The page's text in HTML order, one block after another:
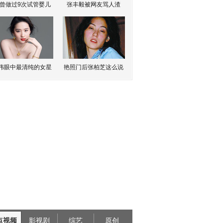
做过9次试管婴儿 张丰毅被网友骂人渣
眼中最清纯的女星 艳照门后张柏芝这么说
视频 影视剧 综艺 原创